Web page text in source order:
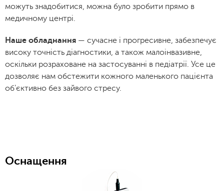
можуть знадобитися, можна було зробити прямо в
медичному центрі.
Наше обладнання — сучасне і прогресивне, забезпечує
високу точність діагностики, а також малоінвазивне,
оскільки розраховане на застосуванні в педіатрії. Усе це
дозволяє нам обстежити кожного маленького пацієнта
об'єктивно без зайвого стресу.
Оснащення